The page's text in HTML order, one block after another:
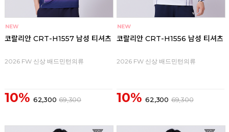
코랄리안 CRT-H1557 남성 티셔츠
2026 FW 신상 배드민턴의류
10% 62,300 69,300
코랄리안 CRT-H1556 남성 티셔츠
2026 FW 신상 배드민턴의류
10% 62,300 69,300